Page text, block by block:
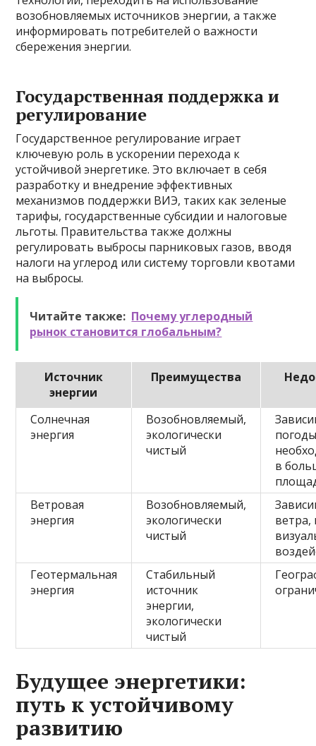
возобновляемых источников энергии, а также
информировать потребителей о важности
сбережения энергии.
Государственная поддержка и
регулирование
Государственное регулирование играет
ключевую роль в ускорении перехода к
устойчивой энергетике. Это включает в себя
разработку и внедрение эффективных
механизмов поддержки ВИЭ, таких как зеленые
тарифы, государственные субсидии и налоговые
льготы. Правительства также должны
регулировать выбросы парниковых газов, вводя
налоги на углерод или систему торговли квотами
на выбросы.
Читайте также: Почему углеродный
рынок становится глобальным?
Источник
энергии
Преимущества
Солнечная
энергия
Возобновляемый,
экологически
чистый
в
Ветровая
энергия
Возобновляемый,
экологически
чистый
Геотермальная
энергия
Стабильный
источник
энергии,
экологически
чистый
Будущее энергетики:
путь к устойчивому
развитию